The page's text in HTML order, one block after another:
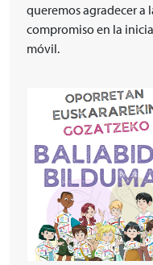
queremos agradecer a
compromiso en la
móvil.